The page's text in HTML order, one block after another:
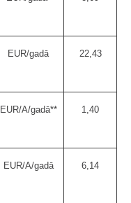
EUR/gadā 22,43
EUR/A/gadā** 1,40
EUR/A/gadā 6,14